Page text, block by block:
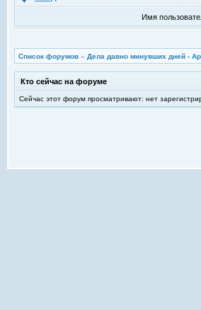
Имя
Список форумов » Дела давно минувших дней -
Кто сейчас на форуме
Сейчас этот форум просматривают: нет